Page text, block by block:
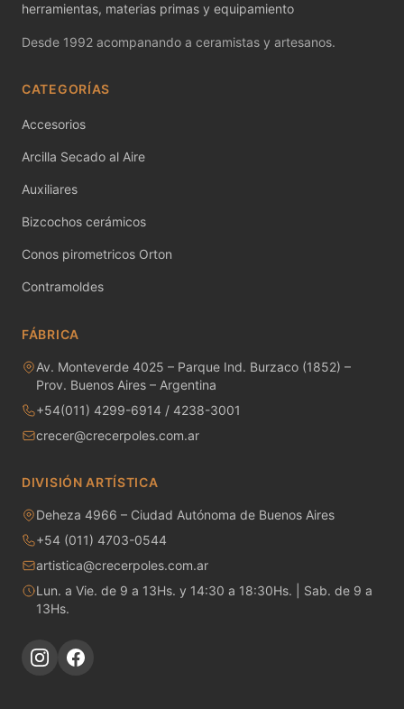
MAYCO MAGIC METALLICS
MAYCO NON FIRED COLOR
MAYCO SNOW GEMS
MAYCO SPECIALTY GLAZES
MAYCO SPECKLED STROKE & COAT
MAYCO STONEWARE GLAZES
MAYCO STROKE & COAT
Metales preciosos y luestres
herramientas, materias primas y equipamiento
Desde 1992 acompanando a ceramistas y artesanos.
CATEGORÍAS
Accesorios
Arcilla Secado al Aire
Auxiliares
Bizcochos cerámicos
Conos pirometricos Orton
Contramoldes
FÁBRICA
Av. Monteverde 4025 – Parque Ind. Burzaco (1852) –
Prov. Buenos Aires – Argentina
+54(011) 4299-6914 / 4238-3001
crecer@crecerpoles.com.ar
DIVISIÓN ARTÍSTICA
Deheza 4966 – Ciudad Autónoma de Buenos Aires
+54 (011) 4703-0544
artistica@crecerpoles.com.ar
Lun. a Vie. de 9 a 13Hs. y 14:30 a 18:30Hs. | Sab. de 9 a
13Hs.